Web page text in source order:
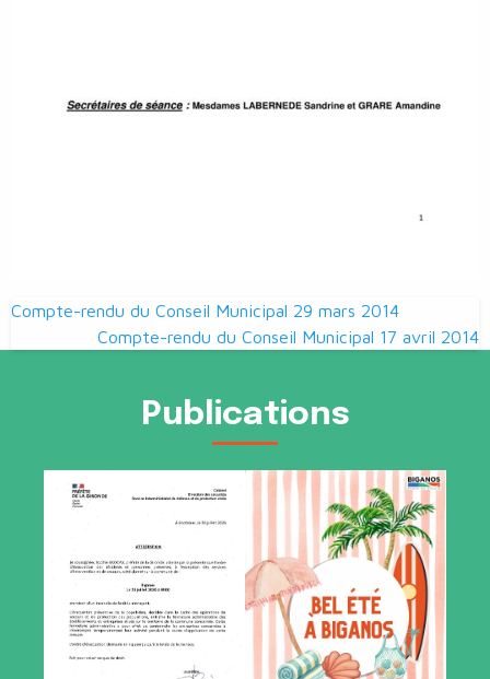
Navigation
de
Compte-rendu du Conseil Municipal 29 mars 2014
Compte-rendu du Conseil Municipal 17 avril 2014
Publications